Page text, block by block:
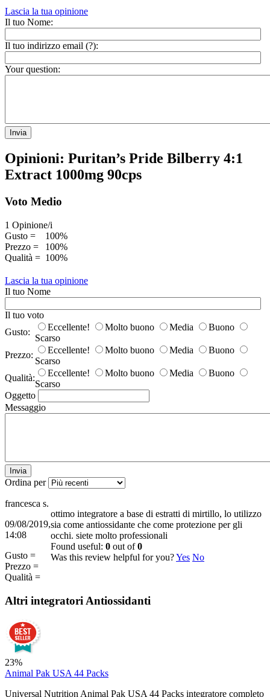
Lascia la tua opinione
Il tuo Nome:
Il tuo indirizzo email (?):
Your question:
Invia
Opinioni: Puritan’s Pride Bilberry 4:1
Extract 1000mg 90cps
Voto Medio
1 Opinione/i
Gusto =
100%
Prezzo =
100%
Qualità = 100%
Lascia la tua opinione
Il tuo Nome
Il tuo voto
Gusto:
Eccellente! Molto buono Media
Buono
Scarso
Prezzo:
Eccellente! Molto buono Media
Buono
Scarso
Qualità:
Eccellente! Molto buono Media
Buono
Scarso
Oggetto
Messaggio
Invia
Ordina per
francesca s.
09/08/2019,
14:08
Gusto =
Prezzo =
Qualità =
ottimo integratore a base di estratti di mirtillo, lo utilizzo
sia come antiossidante che come protezione per gli
occhi. siete molto professionali
Found useful: 0 out of0
Was this review helpful for you?Yes No
Altri integratori Antiossidanti
23%
Animal Pak USA 44 Packs
Universal Nutrition Animal Pak USA 44 Packs integratore completo